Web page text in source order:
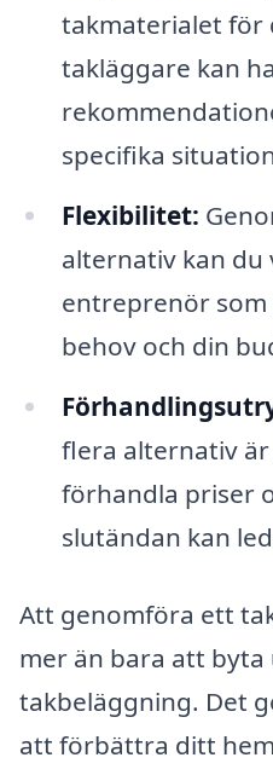
takmaterialet för
takläggare kan
specifika
Flexibilitet:
alternativ kan du
entreprenör
behov och din
flera alternativ
förhandla priser
slutändan kan
Att genomföra ett
mer än bara att byta
takbeläggning. Det
att förbättra ditt